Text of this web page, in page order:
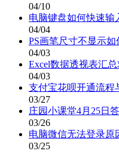
04/10
电脑键盘如何快速输
04/04
PS画笔尺寸不显示如
04/03
Excel数据透视表汇
04/03
支付宝花呗开通流程
03/27
庄园小课堂4月25日
03/26
电脑微信无法登录原
03/25